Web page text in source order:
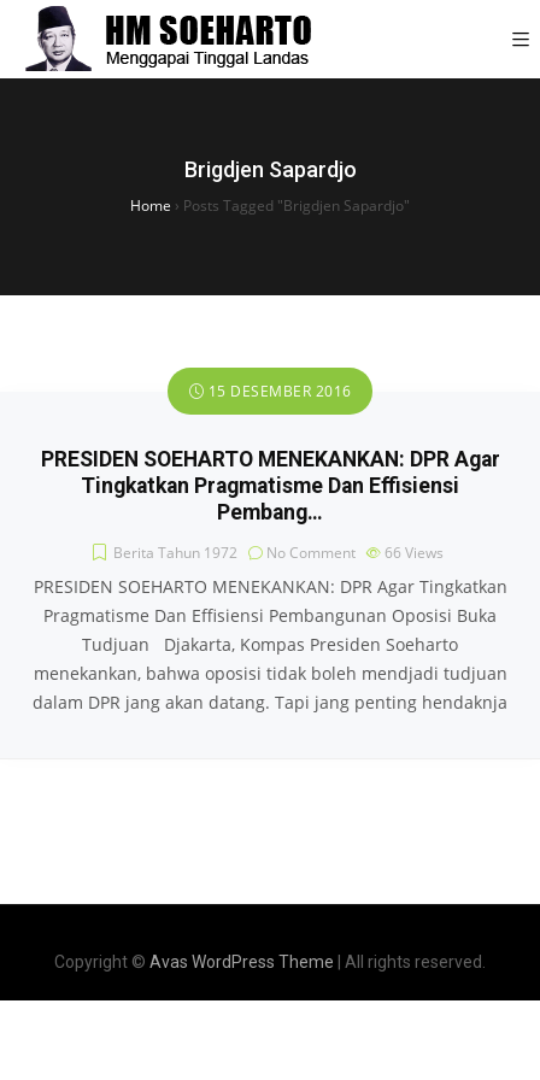
Brigdjen Sapardjo
Home › Posts Tagged "Brigdjen Sapardjo"
15 DESEMBER 2016
PRESIDEN SOEHARTO MENEKANKAN: DPR Agar
Tingkatkan Pragmatisme Dan Effisiensi
Pembang…
Berita Tahun 1972 No Comment 66 Views
PRESIDEN SOEHARTO MENEKANKAN: DPR Agar Tingkatkan
Pragmatisme Dan Effisiensi Pembangunan Oposisi Buka
Tudjuan Djakarta, Kompas Presiden Soeharto
menekankan, bahwa oposisi tidak boleh mendjadi tudjuan
dalam DPR jang akan datang. Tapi jang penting hendaknja
Copyright © Avas WordPress Theme | All rights reserved.